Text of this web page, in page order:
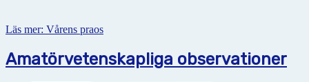
Läs mer: Vårens praos
Amatörvetenskapliga observationer